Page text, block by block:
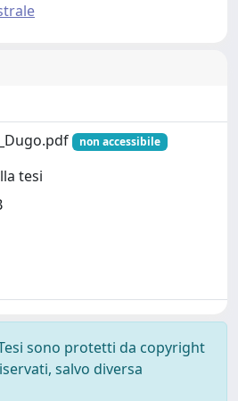
non accessibile
tesi
sono protetti da copyright
salvo diversa